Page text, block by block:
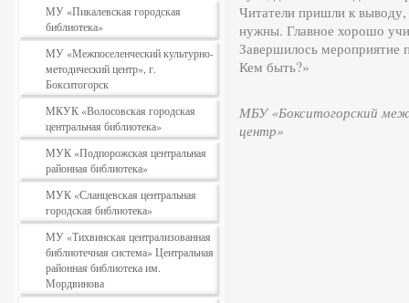
МУ «Пикалевская городская
библиотека»
МУ «Межпоселенческий культурно-
методический центр», г.
Бокситогорск
МКУК «Волосовская городская
центральная библиотека»
МУК «Подпорожская центральная
районная библиотека»
МУК «Сланцевская центральная
городская библиотека»
МУ «Тихвинская централизованная
библиотечная система» Центральная
районная библиотека им.
Мордвинова
Читатели пришли к
нужны. Главное хорошо
Завершилось мероприятие
Кем быть?»
МБУ «Бокситогорский
центр»